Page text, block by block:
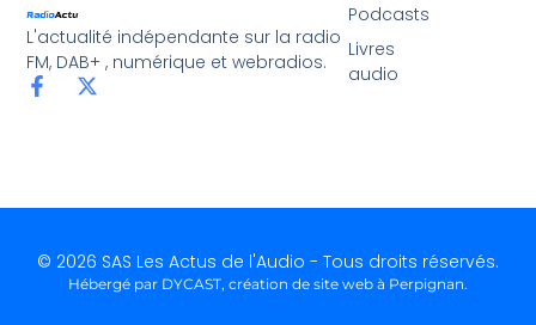
L'actualité indépendante sur la radio
FM, DAB+ , numérique et webradios.
Podcasts
Livres
audio
© 2026 SAS Les Actus de l'Audio - Tous droits réservés.
Hébergé par DYCAST, création de site web à Perpignan.